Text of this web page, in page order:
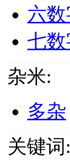
六
七数
杂米:
多杂
关键词: